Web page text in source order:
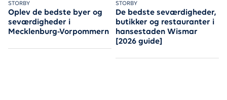
Oplev de bedste byer og
seværdigheder i
Mecklenburg-Vorpommern
STORBY
Se de nordtyske hansestæder og slap af langs "den tyske
De bedste seværdigheder,
butikker og restauranter i
hansestaden Wismar
[2026 guide]
STORBY
Det skal du se og opleve i